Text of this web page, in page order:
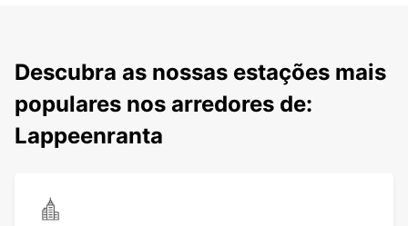
Descubra as nossas estações mais
populares nos arredores de:
Lappeenranta